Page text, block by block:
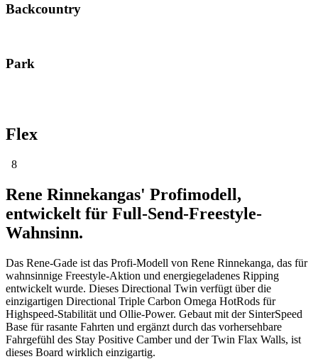
Backcountry
Park
Flex
8
Rene Rinnekangas' Profimodell,
entwickelt für Full-Send-Freestyle-
Wahnsinn.
Das Rene-Gade ist das Profi-Modell von Rene Rinnekanga, das für
wahnsinnige Freestyle-Aktion und energiegeladenes Ripping
entwickelt wurde. Dieses Directional Twin verfügt über die
einzigartigen Directional Triple Carbon Omega HotRods für
Highspeed-Stabilität und Ollie-Power. Gebaut mit der SinterSpeed
Base für rasante Fahrten und ergänzt durch das vorhersehbare
Fahrgefühl des Stay Positive Camber und der Twin Flax Walls, ist
dieses Board wirklich einzigartig.